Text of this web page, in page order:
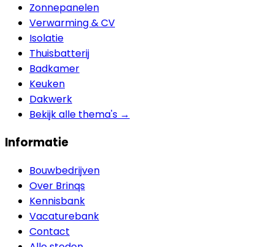
Zonnepanelen
Verwarming & CV
Isolatie
Thuisbatterij
Badkamer
Keuken
Dakwerk
Bekijk alle thema's →
Informatie
Bouwbedrijven
Over Brinqs
Kennisbank
Vacaturebank
Contact